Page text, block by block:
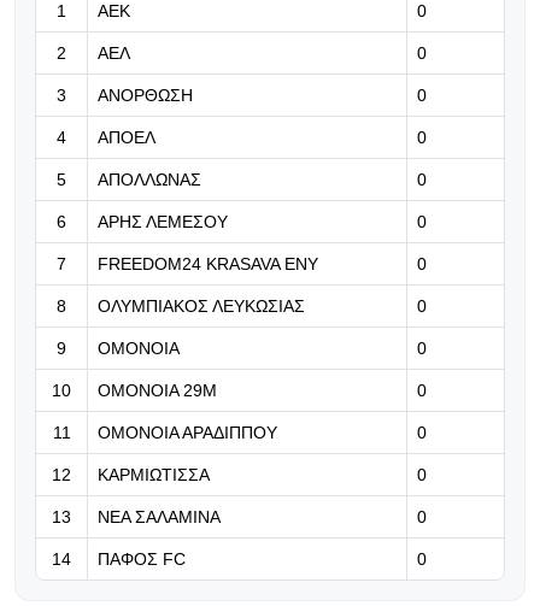
προπώληση για τον επαναληπτικό
με Λίνκολν
10.08.2026 | 08:57
«Ο Ινφαντίνο είχε δώσει προαγωγή
στην UEFA σε πρώην σύντροφό
του και την πλήρωνε με έγκριση
που... δεν ήξερε κανείς»
Άνετη η Πόρτο στην πρεμιέρα
10.08.2026 | 08:32
Εβδομάδα επαναληπτικών,
εβδομάδα προκρίσεων!
1 ΑΕΚ 0
2 ΑΕΛ 0
3 ΑΝΟΡΘΩΣΗ 0
4 ΑΠΟΕΛ 0
5 ΑΠΟΛΛΩΝΑΣ 0
6 ΑΡΗΣ ΛΕΜΕΣΟΥ 0
7 FREEDOM24 KRASAVA ΕΝΥ 0
8 ΟΛΥΜΠΙΑΚΟΣ ΛΕΥΚΩΣΙΑΣ 0
9 ΟΜΟΝΟΙΑ 0
10 ΟΜΟΝΟΙΑ 29Μ 0
11 ΟΜΟΝΟΙΑ ΑΡΑΔΙΠΠΟΥ 0
12 ΚΑΡΜΙΩΤΙΣΣΑ 0
13 ΝΕΑ ΣΑΛΑΜΙΝΑ 0
14 ΠΑΦΟΣ FC 0